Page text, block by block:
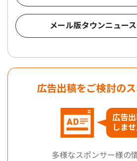
メール版タウンニュー
広告出稿をご検討の
広告
しま
多様なスポンサー様の